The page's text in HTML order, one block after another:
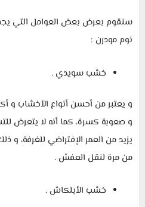
سنقوم بعرض بعض العوامل التي
نوم مودرن :
خشب سويدي .
و يعتبر من أحسن أنواع الأخشاب و
و صعوبة كسرة، كما أنه لا يتعرض
يزيد من العمر الإفتراضي للغرفة، و
من مرة لنقل العفش .
خشب الأبلكاش .